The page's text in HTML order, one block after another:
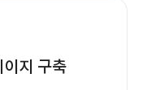
지 구축